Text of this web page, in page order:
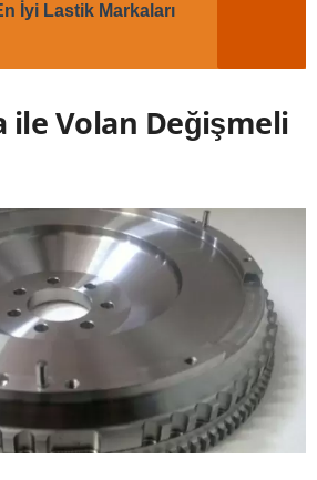
İyi Lastik Markaları
ile Volan Değişmeli